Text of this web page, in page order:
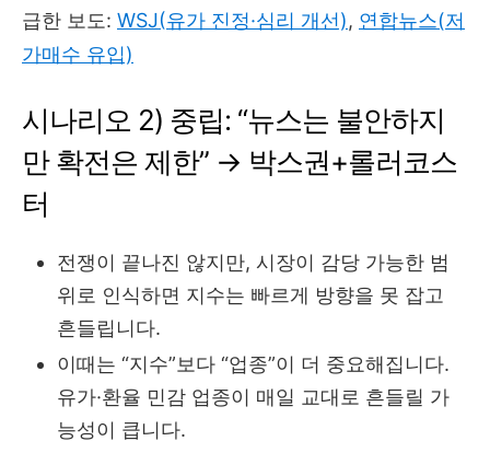
급한 보도: WSJ(유가 진정·심리 개선), 연합뉴스(저
가매수 유입)
시나리오 2) 중립: “뉴스는 불안하지
만 확전은 제한” → 박스권+롤러코스
터
전쟁이 끝나진 않지만, 시장이 감당 가능한 범
위로 인식하면 지수는 빠르게 방향을 못 잡고
흔들립니다.
이때는 “지수”보다 “업종”이 더 중요해집니다.
유가·환율 민감 업종이 매일 교대로 흔들릴 가
능성이 큽니다.